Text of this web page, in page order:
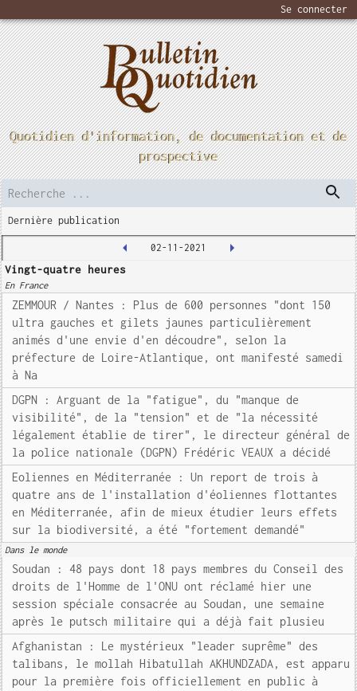
Se connecter
Quotidien d'information, de documentation et de
prospective
Dernière publication
02-11-2021
Vingt-quatre heures
En France
ZEMMOUR / Nantes : Plus de 600 personnes "dont 150
ultra gauches et gilets jaunes particulièrement
animés d'une envie d'en découdre", selon la
préfecture de Loire-Atlantique, ont manifesté samedi
à Na
DGPN : Arguant de la "fatigue", du "manque de
visibilité", de la "tension" et de "la nécessité
légalement établie de tirer", le directeur général de
la police nationale (DGPN) Frédéric VEAUX a décidé
Eoliennes en Méditerranée : Un report de trois à
quatre ans de l'installation d'éoliennes flottantes
en Méditerranée, afin de mieux étudier leurs effets
sur la biodiversité, a été "fortement demandé"
Dans le monde
Soudan : 48 pays dont 18 pays membres du Conseil des
droits de l'Homme de l'ONU ont réclamé hier une
session spéciale consacrée au Soudan, une semaine
après le putsch militaire qui a déjà fait plusieu
Afghanistan : Le mystérieux "leader suprême" des
talibans, le mollah Hibatullah AKHUNDZADA, est apparu
pour la première fois officiellement en public à